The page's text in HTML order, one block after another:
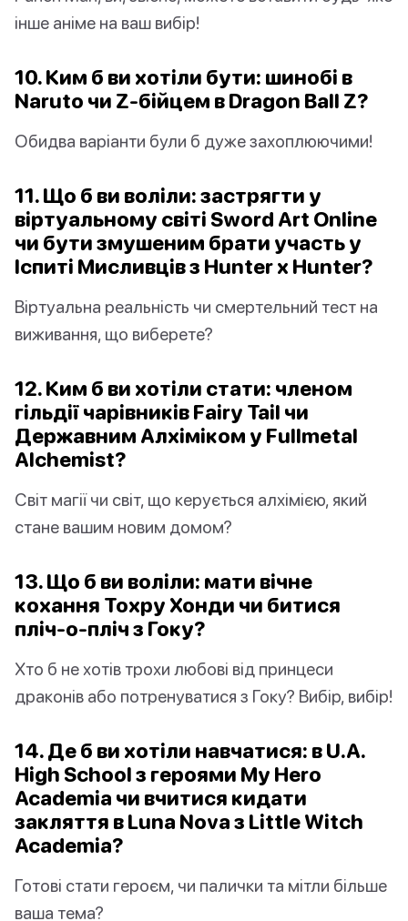
інше аніме на ваш вибір!
10. Ким б ви хотіли бути: шинобі в
Naruto чи Z-бійцем в Dragon Ball Z?
Обидва варіанти були б дуже захоплюючими!
11. Що б ви воліли: застрягти у
віртуальному світі Sword Art Online
чи бути змушеним брати участь у
Іспиті Мисливців з Hunter x Hunter?
Віртуальна реальність чи смертельний тест на
виживання, що виберете?
12. Ким б ви хотіли стати: членом
гільдії чарівників Fairy Tail чи
Державним Алхіміком у Fullmetal
Alchemist?
Світ магії чи світ, що керується алхімією, який
стане вашим новим домом?
13. Що б ви воліли: мати вічне
кохання Тохру Хонди чи битися
пліч-о-пліч з Гоку?
Хто б не хотів трохи любові від принцеси
драконів або потренуватися з Гоку? Вибір, вибір!
14. Де б ви хотіли навчатися: в U.A.
High School з героями My Hero
Academia чи вчитися кидати
закляття в Luna Nova з Little Witch
Academia?
Готові стати героєм, чи палички та мітли більше
ваша тема?